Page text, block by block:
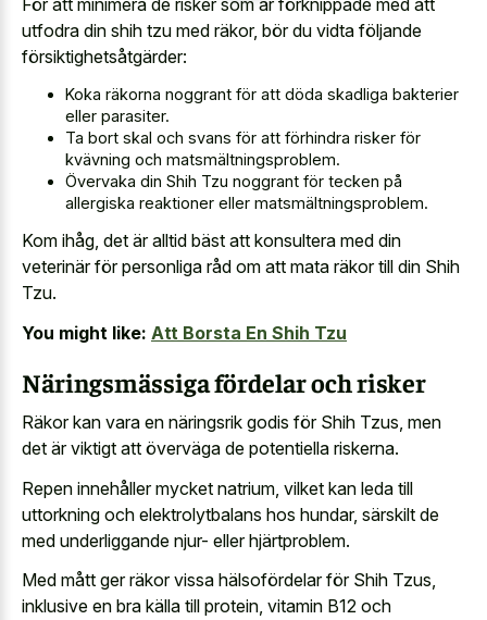
För att minimera de risker som är förknippade med att
utfodra din shih tzu med räkor, bör du vidta följande
försiktighetsåtgärder:
Koka räkorna noggrant för att döda skadliga bakterier
eller parasiter.
Ta bort skal och svans för att förhindra risker för
kvävning och matsmältningsproblem.
Övervaka din Shih Tzu noggrant för tecken på
allergiska reaktioner eller matsmältningsproblem.
Kom ihåg, det är alltid bäst att konsultera med din
veterinär för personliga råd om att mata räkor till din Shih
Tzu.
You might like: Att Borsta En Shih Tzu
Näringsmässiga fördelar och risker
Räkor kan vara en näringsrik godis för Shih Tzus, men
det är viktigt att överväga de potentiella riskerna.
Repen innehåller mycket natrium, vilket kan leda till
uttorkning och elektrolytbalans hos hundar, särskilt de
med underliggande njur- eller hjärtproblem.
Med mått ger räkor vissa hälsofördelar för Shih Tzus,
inklusive en bra källa till protein, vitamin B12 och